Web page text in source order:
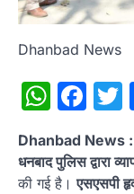
Dhanbad News
Dhanbad News :
धनबाद पुलिस द्वारा
की गई है।एसएसपी